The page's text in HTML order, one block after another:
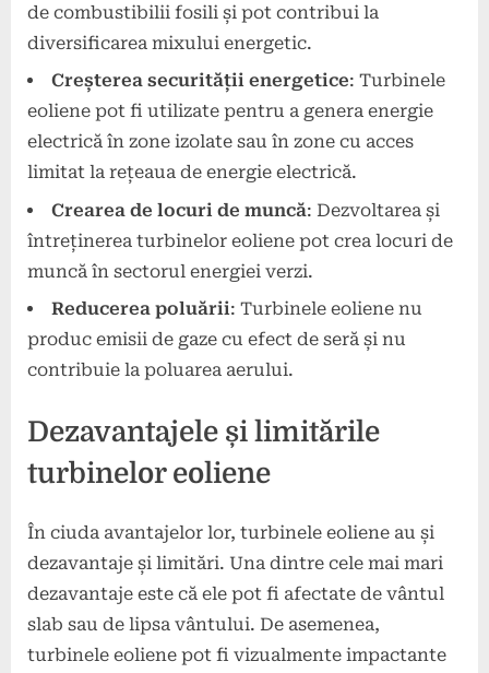
de combustibilii fosili și pot contribui la
diversificarea mixului energetic.
Creșterea securității energetice: Turbinele
eoliene pot fi utilizate pentru a genera energie
electrică în zone izolate sau în zone cu acces
limitat la rețeaua de energie electrică.
Crearea de locuri de muncă: Dezvoltarea și
întreținerea turbinelor eoliene pot crea locuri de
muncă în sectorul energiei verzi.
Reducerea poluării: Turbinele eoliene nu
produc emisii de gaze cu efect de seră și nu
contribuie la poluarea aerului.
Dezavantajele și limitările
turbinelor eoliene
În ciuda avantajelor lor, turbinele eoliene au și
dezavantaje și limitări. Una dintre cele mai mari
dezavantaje este că ele pot fi afectate de vântul
slab sau de lipsa vântului. De asemenea,
turbinele eoliene pot fi vizualmente impactante